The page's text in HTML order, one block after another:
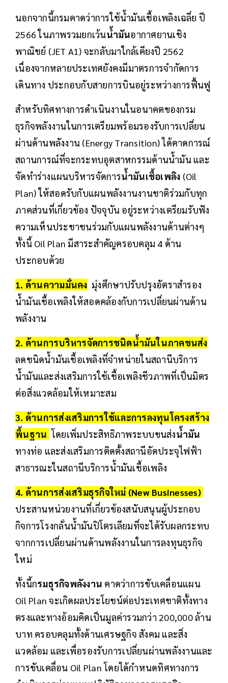
นอกจากนี้กรมคาดว่าการใช้น้ำมันเชื้อเพลิงเฉลี่ย ปี
2566 ในภาพรวมยกเว้นน้ำมันอากาศยานเชิง
พาณิชย์ (JET A1) จะกลับมาใกล้เคียงปี 2562
เนื่องจากหลายประเทศยังคงมีมาตรการจำกัดการ
เดินทาง ประกอบกับสายการบินอยู่ระหว่างการฟื้นฟู
สำหรับทิศทางการดำเนินงานในอนาคตของกรม
ธุรกิจพลังงานในการเตรียมพร้อมรองรับการเปลี่ยน
ผ่านด้านพลังงาน (Energy Transition) ได้คาดการณ์
สถานการณ์ที่จะกระทบอุตสาหกรรมด้านน้ำมัน และ
จัดทำร่างแผนบริหารจัดการน้ำมันเชื้อเพลิง (Oil
Plan) ให้สอดรับกับแผนพลังงานงานชาติร่วมกับทุก
ภาคส่วนที่เกี่ยวข้อง ปัจจุบัน อยู่ระหว่างเตรียมรับฟัง
ความเห็นประชาชนร่วมกับแผนพลังงานด้านต่างๆ
ทั้งนี้ Oil Plan มีสาระสำคัญครอบคลุม 4 ด้าน
ประกอบด้วย
1. ด้านความมั่นคง มุ่งศึกษาปรับปรุงอัตราสำรอง
น้ำมันเชื้อเพลิงให้สอดคล้องกับการเปลี่ยนผ่านด้าน
พลังงาน
2. ด้านการบริหารจัดการชนิดน้ำมันในภาคขนส่ง
ลดชนิดน้ำมันเชื้อเพลิงที่จำหน่ายในสถานีบริการ
น้ำมันและส่งเสริมการใช้เชื้อเพลิงชีวภาพที่เป็นมิตร
ต่อสิ่งแวดล้อมให้เหมาะสม
3. ด้านการส่งเสริมการใช้และการลงทุนโครงสร้าง
พื้นฐาน โดยเพิ่มประสิทธิภาพระบบขนส่งน้ำมัน
ทางท่อ และส่งเสริมการติดตั้งสถานีอัดประจุไฟฟ้า
สาธารณะในสถานีบริการน้ำมันเชื้อเพลิง
4. ด้านการส่งเสริมธุรกิจใหม่ (New Businesses)
ประสานหน่วยงานที่เกี่ยวข้องสนับสนุนผู้ประกอบ
กิจการโรงกลั่นน้ำมันปิโตรเลียมที่จะได้รับผลกระทบ
จากการเปลี่ยนผ่านด้านพลังงานในการลงทุนธุรกิจ
ใหม่
ทั้งนี้กรมธุรกิจพลังงาน คาดว่าการขับเคลื่อนแผน
Oil Plan จะเกิดผลประโยชน์ต่อประเทศชาติทั้งทาง
ตรงและทางอ้อมคิดเป็นมูลค่ารวมกว่า 200,000 ล้าน
บาท ครอบคลุมทั้งด้านเศรษฐกิจ สังคม และสิ่ง
แวดล้อม และเพื่อรองรับการเปลี่ยนผ่านพลังงานและ
การขับเคลื่อน Oil Plan โดยได้กำหนดทิศทางการ